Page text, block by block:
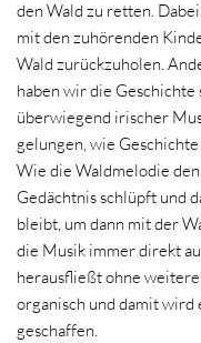
den Wald zu retten.
mit den zuhörenden
Wald zurückzuholen.
haben wir die
überwiegend irischer
gelungen, wie
Wie die Waldmelodie
Gedächtnis schlüpft und
bleibt, um dann mit der
die Musik immer direkt
herausfließt ohne
organisch und damit
geschaffen.